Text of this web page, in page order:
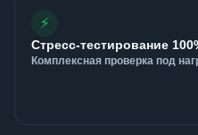
⚡
Стресс-тестирование
Комплексная проверка под